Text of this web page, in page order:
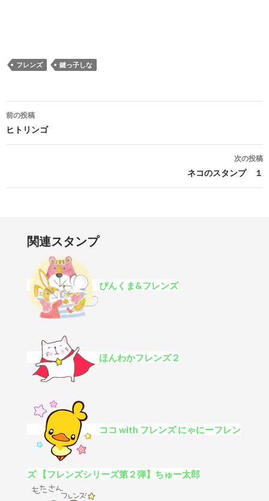
フレンズ 鍵っ子しな
前の投稿
ヒトリンゴ
次の投稿
ネコのスタンプ １
関連スタンプ
ぴんくま&フレンズ
ほんわかフレンズ２
ココ with フレンズ にゃにーフレン
ズ 【フレンズシリーズ第２弾】ちゅー太郎